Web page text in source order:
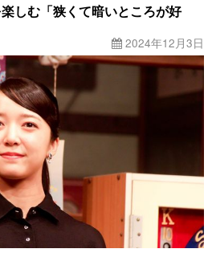
しむ「狭くて暗いところが好
2024年12月3日